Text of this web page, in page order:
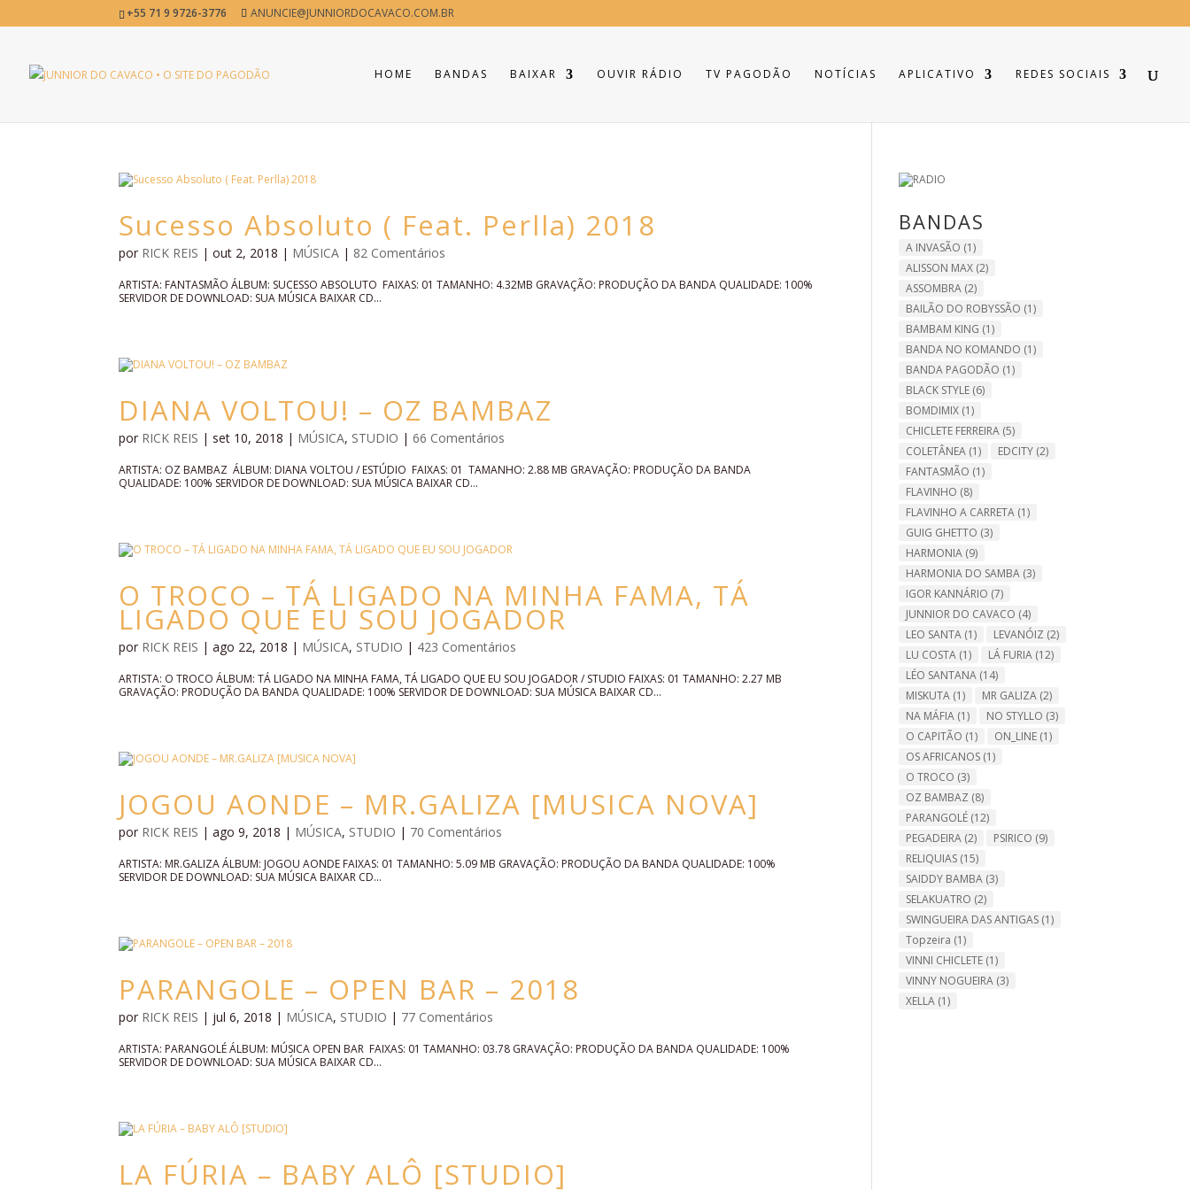
+55 71 9 9726-3776 ANUNCIE@JUNNIORDOCAVACO.COM.BR
HOME BANDAS BAIXAR OUVIR RÁDIO TV PAGODÃO NOTÍCIAS APLICATIVO REDES SOCIAIS
Sucesso Absoluto ( Feat. Perlla) 2018
por RICK REIS |out 2, 2018 | MÚSICA | 82 Comentários
ARTISTA: FANTASMÃO ÁLBUM: SUCESSO ABSOLUTO FAIXAS: 01 TAMANHO: 4.32MB GRAVAÇÃO: PRODUÇÃO DA BANDA QUALIDADE: 100%
SERVIDOR DE DOWNLOAD: SUA MÚSICA BAIXAR CD...
DIANA VOLTOU! – OZ BAMBAZ
por RICK REIS | set 10, 2018 | MÚSICA, STUDIO |66 Comentários
ARTISTA: OZ BAMBAZ ÁLBUM: DIANA VOLTOU / ESTÚDIO FAIXAS: 01 TAMANHO: 2.88 MB GRAVAÇÃO: PRODUÇÃO DA BANDA
QUALIDADE: 100% SERVIDOR DE DOWNLOAD: SUA MÚSICA BAIXAR CD...
O TROCO – TÁ LIGADO NA MINHA FAMA, TÁ
LIGADO QUE EU SOU JOGADOR
por RICK REIS |ago 22, 2018 | MÚSICA, STUDIO | 423 Comentários
ARTISTA: O TROCO ÁLBUM: TÁ LIGADO NA MINHA FAMA, TÁ LIGADO QUE EU SOU JOGADOR / STUDIO FAIXAS: 01 TAMANHO: 2.27 MB
GRAVAÇÃO: PRODUÇÃO DA BANDA QUALIDADE: 100% SERVIDOR DE DOWNLOAD: SUA MÚSICA BAIXAR CD...
JOGOU AONDE – MR.GALIZA [MUSICA NOVA]
por RICK REIS |ago 9, 2018 | MÚSICA, STUDIO | 70 Comentários
ARTISTA: MR.GALIZA ÁLBUM: JOGOU AONDE FAIXAS: 01 TAMANHO: 5.09 MB GRAVAÇÃO: PRODUÇÃO DA BANDA QUALIDADE: 100%
SERVIDOR DE DOWNLOAD: SUA MÚSICA BAIXAR CD...
PARANGOLE – OPEN BAR – 2018
por RICK REIS | jul 6, 2018 | MÚSICA, STUDIO | 77 Comentários
ARTISTA: PARANGOLÉ ÁLBUM: MÚSICA OPEN BAR FAIXAS: 01 TAMANHO: 03.78 GRAVAÇÃO: PRODUÇÃO DA BANDA QUALIDADE: 100%
SERVIDOR DE DOWNLOAD: SUA MÚSICA BAIXAR CD...
LA FÚRIA – BABY ALÔ [STUDIO]
BANDAS
A INVASÃO (1)
ALISSON MAX (2)
ASSOMBRA (2)
BAILÃO DO ROBYSSÃO (1)
BAMBAM KING (1)
BANDA NO KOMANDO (1)
BANDA PAGODÃO (1)
BLACK STYLE (6)
BOMDIMIX (1)
CHICLETE FERREIRA (5)
COLETÂNEA (1) EDCITY (2)
FANTASMÃO (1)
FLAVINHO (8)
FLAVINHO A CARRETA (1)
GUIG GHETTO (3)
HARMONIA (9)
HARMONIA DO SAMBA (3)
IGOR KANNÁRIO (7)
JUNNIOR DO CAVACO (4)
LEO SANTA (1) LEVANÓIZ (2)
LU COSTA (1) LÁ FURIA (12)
LÉO SANTANA (14)
MISKUTA (1) MR GALIZA (2)
NA MÁFIA (1) NO STYLLO (3)
O CAPITÃO (1) ON_LINE (1)
OS AFRICANOS (1)
O TROCO (3)
OZ BAMBAZ (8)
PARANGOLÉ (12)
PEGADEIRA (2) PSIRICO (9)
RELIQUIAS (15)
SAIDDY BAMBA (3)
SELAKUATRO (2)
SWINGUEIRA DAS ANTIGAS (1)
Topzeira (1)
VINNI CHICLETE (1)
VINNY NOGUEIRA (3)
XELLA (1)